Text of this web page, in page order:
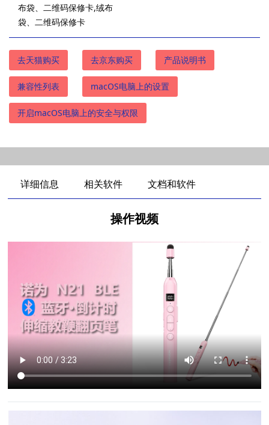
布袋、二维码保修卡,绒布
袋、二维码保修卡
去天猫购买 去京东购买 产品说明书
兼容性列表 macOS电脑上的设置
开启macOS电脑上的安全与权限
详细信息 相关软件 文档和软件
操作视频